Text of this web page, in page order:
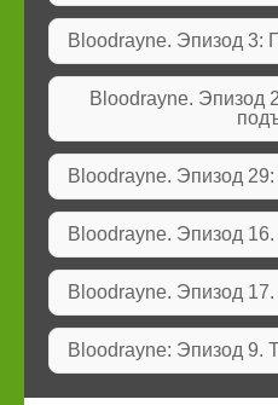
Bloodrayne. Эпизод 3:
Bloodrayne. Эпизод
Bloodrayne. Эпизод
Bloodrayne. Эпизод
Bloodrayne. Эпизод
Bloodrayne: Эпизод 9.